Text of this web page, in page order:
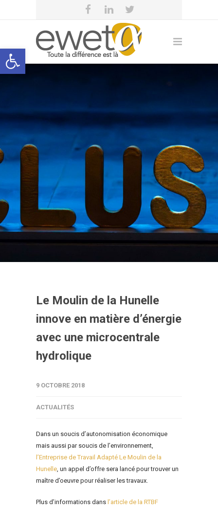
Open toolbar
eweta
Le Moulin de la Hunelle
innove en matière d’énergie
avec une microcentrale
hydrolique
9 OCTOBRE 2018
ACTUALITÉS
Dans un soucis d’autonomisation économique
mais aussi par soucis de l’environnement,
l’Entreprise de Travail Adapté Le Moulin de la
Hunelle, un appel d’offre sera lancé pour trouver un
maître d’oeuvre pour réaliser les travaux.
Plus d’informations dans l’article de la RTBF